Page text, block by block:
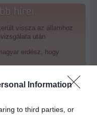
Information
to third parties, or
hírei:
vissza az államhoz
után
erdész, hogy